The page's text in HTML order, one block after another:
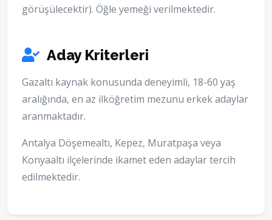
görüşülecektir). Öğle yemeği verilmektedir.
Aday Kriterleri
Gazaltı kaynak konusunda deneyimli, 18-60 yaş
aralığında, en az ilköğretim mezunu erkek adaylar
aranmaktadır.
Antalya Döşemealtı, Kepez, Muratpaşa veya
Konyaaltı ilçelerinde ikamet eden adaylar tercih
edilmektedir.